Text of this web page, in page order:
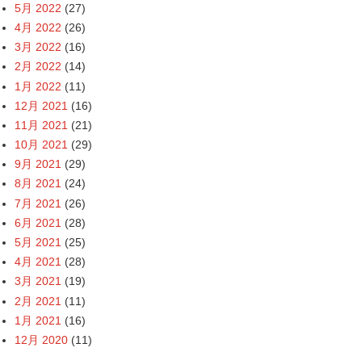
5月 2022 (27)
4月 2022 (26)
3月 2022 (16)
2月 2022 (14)
1月 2022 (11)
12月 2021 (16)
11月 2021 (21)
10月 2021 (29)
9月 2021 (29)
8月 2021 (24)
7月 2021 (26)
6月 2021 (28)
5月 2021 (25)
4月 2021 (28)
3月 2021 (19)
2月 2021 (11)
1月 2021 (16)
12月 2020 (11)